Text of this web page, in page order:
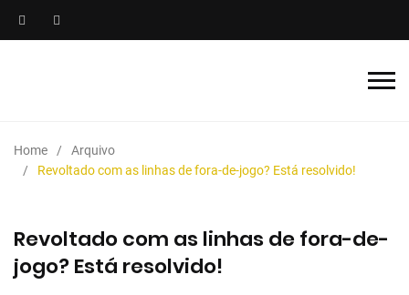
Home
Arquivo
Revoltado com as linhas de fora-de-jogo? Está resolvido!
Revoltado com as linhas de fora-de-
jogo? Está resolvido!